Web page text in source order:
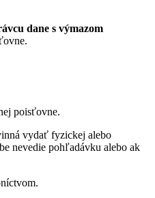
dane s výmazom
poisťovne.
vydať fyzickej alebo
nevedie pohľadávku alebo ak